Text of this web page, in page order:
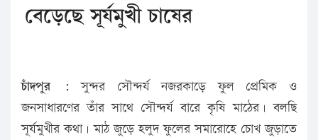
বেড়েছে সূর্যমুখী চাষের
চাঁদপুর : সুন্দর সৌন্দর্য নজরকাড়ে ফুল প্রেমিক ও
জনসাধারণের তাঁর সাথে সৌন্দর্য বারে কৃষি মাঠের। বলছি
সূর্যমুখীর কথা। মাঠ জুড়ে হলুদ ফুলের সমারোহে চোখ জুড়াতে